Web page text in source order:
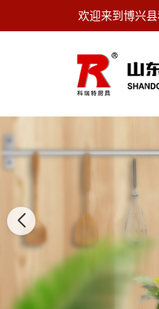
欢迎来到博兴县